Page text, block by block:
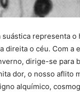
suástica representa o
direita o céu. Com a
dirige-se para
dor, o nosso aflito
alquímico,